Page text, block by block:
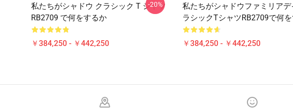
私たちがシャドウ クラシック T シャツ
RB2709 で何をするか
￥384,250 - ￥442,250
-20%
私たちがシャドウファミリアデ
ラシックTシャツRB2709で何
￥384,250 - ￥442,250